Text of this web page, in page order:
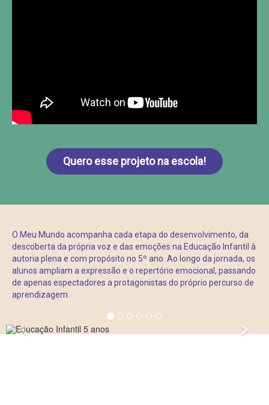
Quero esse projeto na escola!
O Meu Mundo acompanha cada etapa do desenvolvimento, da
descoberta da própria voz e das emoções na Educação Infantil à
autoria plena e com propósito no 5º ano. Ao longo da jornada, os
alunos ampliam a expressão e o repertório emocional, passando
de apenas espectadores a protagonistas do próprio percurso de
aprendizagem.
Anterior